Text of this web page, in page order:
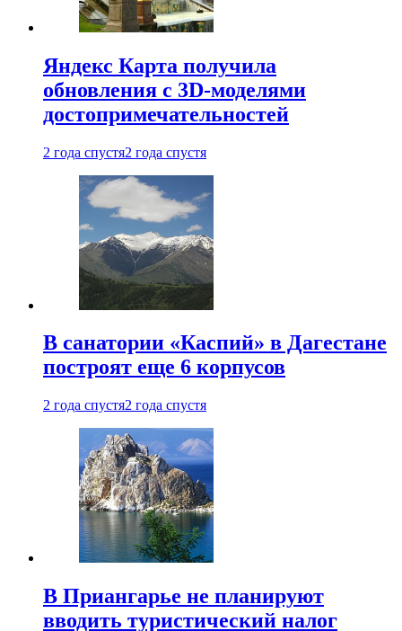
Яндекс Карта получила
обновления с 3D-моделями
достопримечательностей
2 года спустя2 года спустя
В санатории «Каспий» в Дагестане
построят еще 6 корпусов
2 года спустя2 года спустя
В Приангарье не планируют
вводить туристический налог